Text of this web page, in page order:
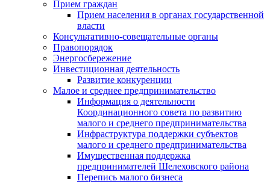
Прием граждан
Прием населения в органах государственной
власти
Консультативно-совещательные органы
Правопорядок
Энергосбережение
Инвестиционная деятельность
Развитие конкуренции
Малое и среднее предпринимательство
Информация о деятельности
Координационного совета по развитию
малого и среднего предпринимательства
Инфраструктура поддержки субъектов
малого и среднего предпринимательства
Имущественная поддержка
предпринимателей Шелеховского района
Перепись малого бизнеса